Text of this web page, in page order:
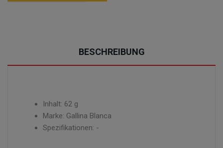
BESCHREIBUNG
Inhalt: 62 g
Marke: Gallina Blanca
Spezifikationen: -